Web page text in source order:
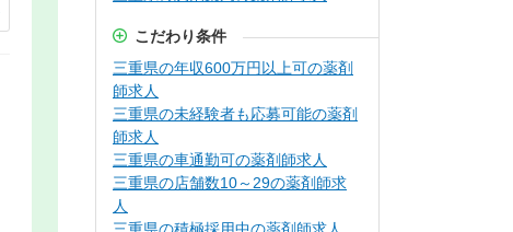
こだわり条件
三重県の年収600万円以上可の薬剤
師求人
三重県の未経験者も応募可能の薬剤
師求人
三重県の車通勤可の薬剤師求人
三重県の店舗数10～29の薬剤師求
人